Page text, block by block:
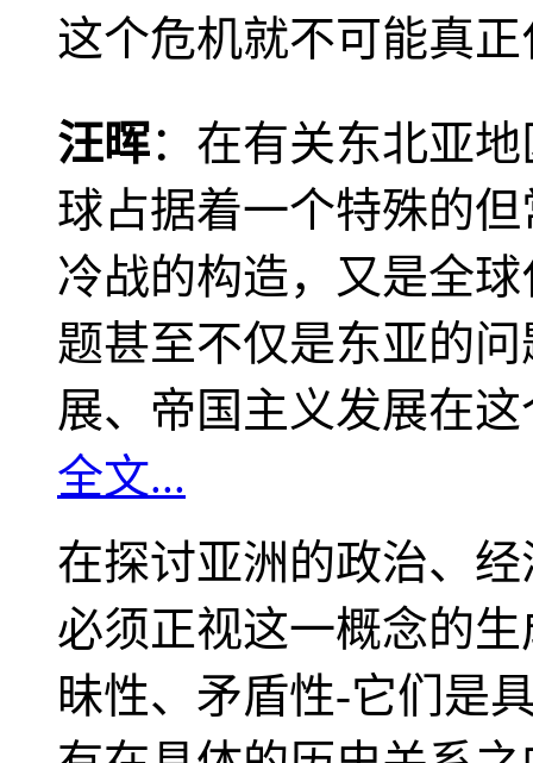
这个危机就不可能真
汪晖：在有关东北亚
球占据着一个特殊的
冷战的构造，又是全
题甚至不仅是东亚的
展、帝国主义发展在
全文...
在探讨亚洲的政治、
必须正视这一概念的
昧性、矛盾性-它们是